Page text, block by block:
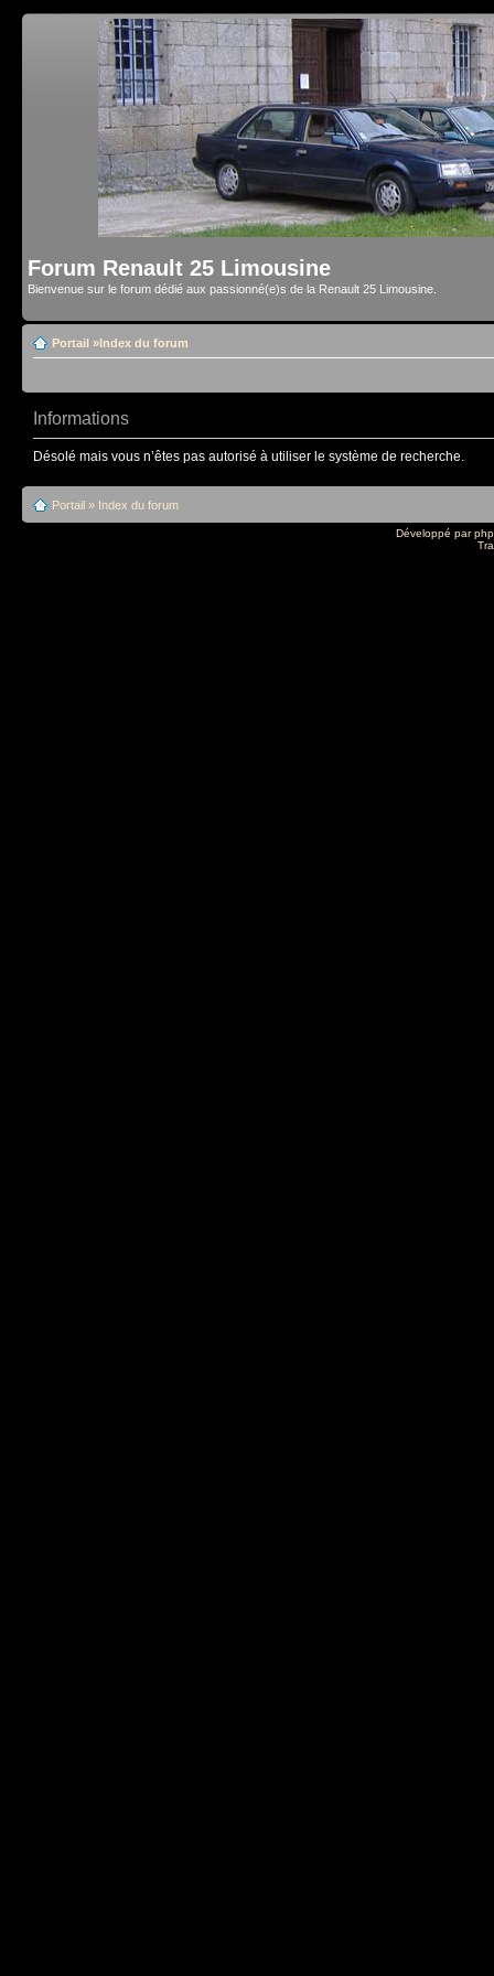
Forum Renault 25 Limousine
Bienvenue sur le forum dédié aux passionné(e)s de la Renault 25 Limousine.
Portail »Index du forum
Informations
Désolé mais vous n’êtes pas autorisé à utiliser le système de recherche.
Portail » Index du forum
Développé par